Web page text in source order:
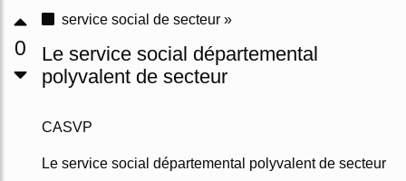
0
service social de secteur »
Le service social départemental
polyvalent de secteur
CASVP
Le service social départemental polyvalent de secteur